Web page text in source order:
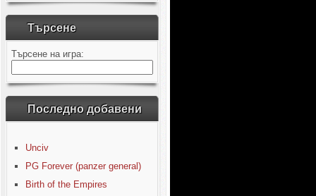
Търсене
Търсене на игра:
Последно добавени
Unciv
PG Forever (panzer general)
Birth of the Empires